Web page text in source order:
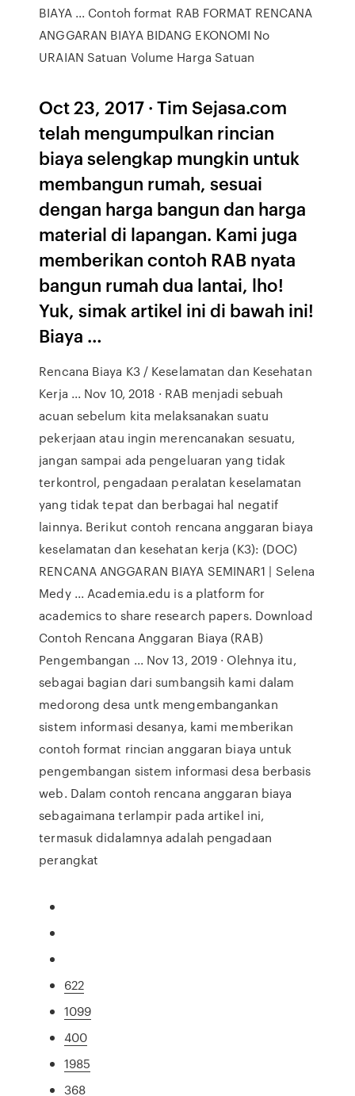
BIAYA ... Contoh format RAB FORMAT RENCANA
ANGGARAN BIAYA BIDANG EKONOMI No
URAIAN Satuan Volume Harga Satuan
Oct 23, 2017 · Tim Sejasa.com
telah mengumpulkan rincian
biaya selengkap mungkin untuk
membangun rumah, sesuai
dengan harga bangun dan harga
material di lapangan. Kami juga
memberikan contoh RAB nyata
bangun rumah dua lantai, lho!
Yuk, simak artikel ini di bawah ini!
Biaya …
Rencana Biaya K3 / Keselamatan dan Kesehatan
Kerja ... Nov 10, 2018 · RAB menjadi sebuah
acuan sebelum kita melaksanakan suatu
pekerjaan atau ingin merencanakan sesuatu,
jangan sampai ada pengeluaran yang tidak
terkontrol, pengadaan peralatan keselamatan
yang tidak tepat dan berbagai hal negatif
lainnya. Berikut contoh rencana anggaran biaya
keselamatan dan kesehatan kerja (K3): (DOC)
RENCANA ANGGARAN BIAYA SEMINAR1 | Selena
Medy ... Academia.edu is a platform for
academics to share research papers. Download
Contoh Rencana Anggaran Biaya (RAB)
Pengembangan ... Nov 13, 2019 · Olehnya itu,
sebagai bagian dari sumbangsih kami dalam
medorong desa untk mengembangankan
sistem informasi desanya, kami memberikan
contoh format rincian anggaran biaya untuk
pengembangan sistem informasi desa berbasis
web. Dalam contoh rencana anggaran biaya
sebagaimana terlampir pada artikel ini,
termasuk didalamnya adalah pengadaan
perangkat
622
1099
400
1985
368